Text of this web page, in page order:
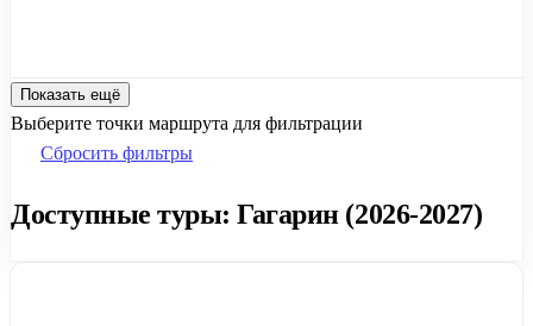
Показать ещё
Выберите точки маршрута для фильтрации
Сбросить фильтры
Доступные туры: Гагарин (2026-2027)